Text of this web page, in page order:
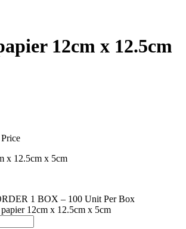
12cm x 12.5cm
x 12.5cm x 5cm
1 BOX – 100 Unit Per Box
12cm x 12.5cm x 5cm